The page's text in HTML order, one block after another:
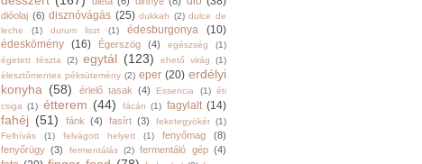
dióolaj (6) disznóvágás (25) dukkah (2) dulce de
leche
(1) durum liszt (1) édesburgonya
(10)
édeskömény (16) Égerszög (4) egészség
(1)
égetett tészta
(2) egytál (123) ehető virág
(1)
élesztőmentes péksütemény (2) eper (20) erdélyi
konyha (58) érlelő tasak (4) Essencia (1) éti
csiga (1) étterem (44) fácán (1) fagylalt (14)
fahéj (51) fánk (4) fasírt (3) feketegyökér (1)
Felhívás
(1) felvágott helyett (1) fenyőmag
(8)
fenyőrügy (3) fermentálás (2) fermentáló gép (4)